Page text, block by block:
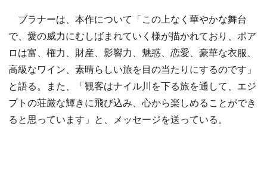
ブラナーは、本作について「この上なく華やかな舞台
で、愛の威力にむしばまれていく様が描かれており、ポア
ロは富、権力、財産、影響力、魅惑、恋愛、豪華な衣服、
高級なワイン、素晴らしい旅を目の当たりにするのです」
と語る。また、「観客はナイル川を下る旅を通して、エジ
プトの荘厳な輝きに飛び込み、心から楽しめることができ
ると思っています」と、メッセージを送っている。